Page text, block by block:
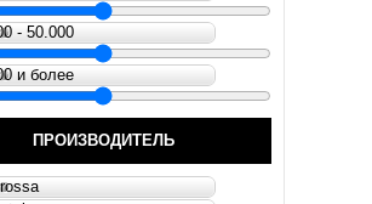
- 50.000
и более
ПРОИЗВОДИТЕЛЬ